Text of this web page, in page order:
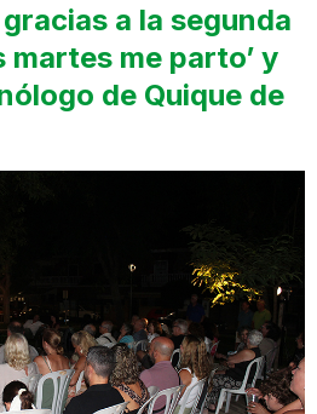
a la segunda
martes me parto’ y
de Quique de